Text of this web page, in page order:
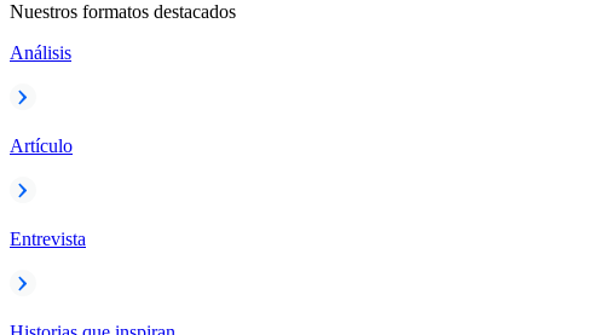
Nuestros formatos destacados
Análisis
Artículo
Entrevista